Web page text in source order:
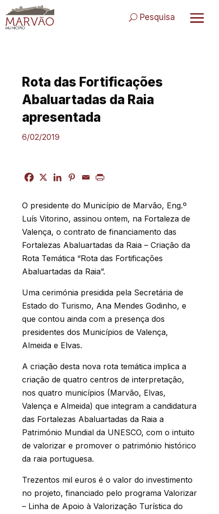
to
content
Pesquisa
Rota das Fortificações
Abaluartadas da Raia
apresentada
6/02/2019
O presidente do Município de Marvão, Eng.º
Luís Vitorino, assinou ontem, na Fortaleza de
Valença, o contrato de financiamento das
Fortalezas Abaluartadas da Raia – Criação da
Rota Temática “Rota das Fortificações
Abaluartadas da Raia”.
Uma cerimónia presidida pela Secretária de
Estado do Turismo, Ana Mendes Godinho, e
que contou ainda com a presença dos
presidentes dos Municípios de Valença,
Almeida e Elvas.
A criação desta nova rota temática implica a
criação de quatro centros de interpretação,
nos quatro municípios (Marvão, Elvas,
Valença e Almeida) que integram a candidatura
das Fortalezas Abaluartadas da Raia a
Património Mundial da UNESCO, com o intuito
de valorizar e promover o património histórico
da raia portuguesa.
Trezentos mil euros é o valor do investimento
no projeto, financiado pelo programa Valorizar
– Linha de Apoio à Valorização Turística do